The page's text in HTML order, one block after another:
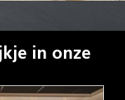
in onze